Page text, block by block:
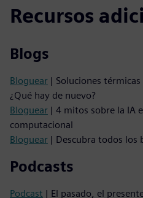
Recursos
Blogs
Bloguear | Soluciones
¿Qué hay de nuevo?
Bloguear | 4 mitos sobre la IA
computacional
Bloguear | Descubra todos los
Podcasts
Podcast | El pasado, el